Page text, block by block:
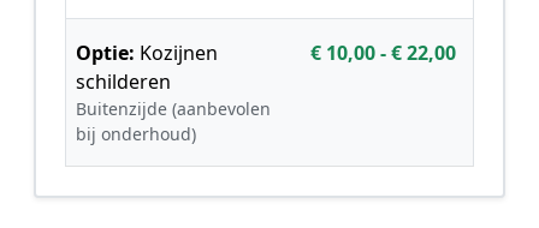
Optie: Kozijnen
schilderen
Buitenzijde (aanbevolen
bij onderhoud)
€ 10,00 - € 22,00